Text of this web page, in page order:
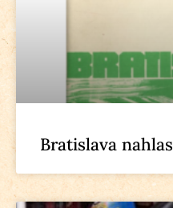
Bratislava nahlas